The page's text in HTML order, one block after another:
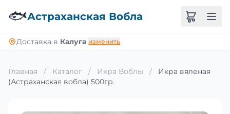
🐟Астраханская Вобла
Доставка в Калуга изменить
Главная / Каталог / Икра Воблы /
Икра вяленая
(Астраханская вобла) 500гр.